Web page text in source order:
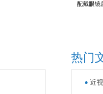
配戴眼镜
热门
近